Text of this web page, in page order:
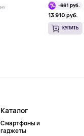
-661 руб.
13 910 руб.
КУПИТЬ
Каталог
Смартфоны и
гаджеты